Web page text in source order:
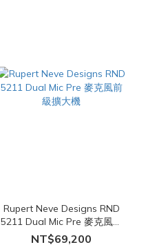
Rupert Neve Designs RND
5211 Dual Mic Pre 麥克風前
級擴大機
NT$69,200